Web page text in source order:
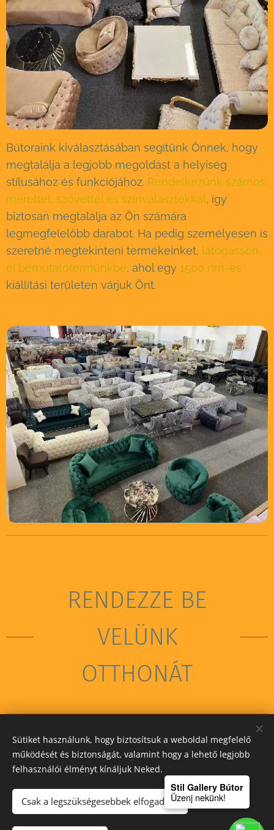
Bútoraink kiválasztásában segítünk Önnek, hogy
megtalálja a legjobb megoldást a helyiség
stílusához és funkciójához. Rendelkezünk számos
mérettel, szövettel és színválasztékkal , így
biztosan megtalálja az Ön számára
legmegfelelőbb darabot. Ha pedig személyesen is
szeretné megtekinteni termékeinket, látogasson
el bemutatótermünkbe, ahol egy 1500 nm-es
kiállítási területen várjuk Önt.
RENDEZZE BE
VELÜNK
OTTHONÁT
STIL GALLERY KFT
Sütiket használunk, hogy biztosítsuk a weboldal megfelelő
működését és biztonságát, valamint hogy a lehető legjobb
felhasználói élményt kínáljuk Neked.
Csak a legszükségesebbek elfogadása
Stil Gallery Bútor
Üzenj nekünk!